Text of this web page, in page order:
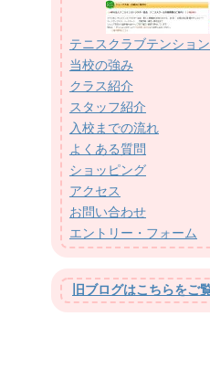
テニスクラブテンショ
当校の強み
クラス紹介
スタッフ紹介
入校までの流れ
よくある質問
ショッピング
アクセス
お問い合わせ
エントリー・フォーム
旧ブログはこちらをご